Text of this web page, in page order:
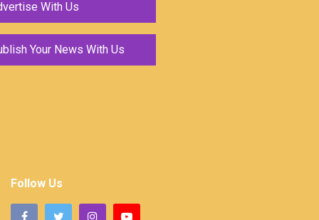
With Us
Your News With Us
Follow Us